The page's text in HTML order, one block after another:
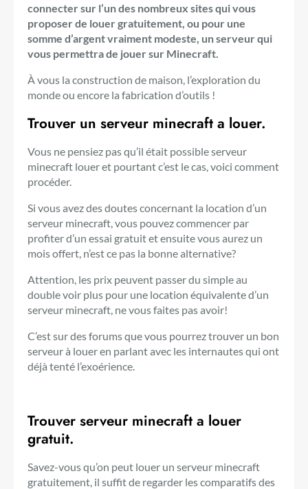
connecter sur l’un des nombreux sites qui vous
proposer de louer gratuitement, ou pour une
somme d’argent vraiment modeste, un serveur qui
vous permettra de jouer sur Minecraft.
À vous la construction de maison, l’exploration du
monde ou encore la fabrication d’outils !
Trouver un serveur minecraft a louer.
Vous ne pensiez pas qu’il était possible serveur
minecraft louer et pourtant c’est le cas, voici comment
procéder.
Si vous avez des doutes concernant la location d’un
serveur minecraft, vous pouvez commencer par
profiter d’un essai gratuit et ensuite vous aurez un
mois offert, n’est ce pas la bonne alternative?
Attention, les prix peuvent passer du simple au
double voir plus pour une location équivalente d’un
serveur minecraft, ne vous faites pas avoir!
C’est sur des forums que vous pourrez trouver un bon
serveur à louer en parlant avec les internautes qui ont
déjà tenté l’exoérience.
Trouver serveur minecraft a louer
gratuit.
Savez-vous qu’on peut louer un serveur minecraft
gratuitement, il suffit de regarder les comparatifs des